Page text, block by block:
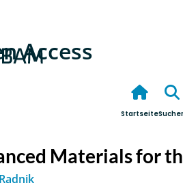
Access
Startseite
Materials for